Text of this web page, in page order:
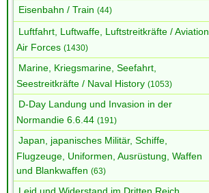
Eisenbahn / Train (44)
Luftfahrt, Luftwaffe, Luftstreitkräfte / Aviation,
Air Forces (1430)
Marine, Kriegsmarine, Seefahrt,
Seestreitkräfte / Naval History (1053)
D-Day Landung und Invasion in der
Normandie 6.6.44 (191)
Japan, japanisches Militär, Schiffe,
Flugzeuge, Uniformen, Ausrüstung, Waffen
und Blankwaffen (63)